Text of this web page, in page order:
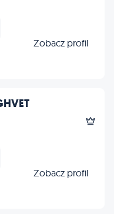
Zobacz profil
Zobacz profil